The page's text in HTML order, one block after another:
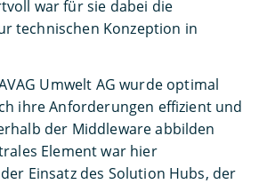
war für sie dabei die
technischen Konzeption in
Umwelt AG wurde optimal
ihre Anforderungen effizient und
der Middleware abbilden
Element war hier
Einsatz des Solution Hubs, der